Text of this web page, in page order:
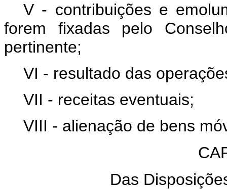
V - contribuições e
forem fixadas pelo
pertinente;
VI - resultado das
VII - receitas eventuais;
VIII - alienação de bens
Das